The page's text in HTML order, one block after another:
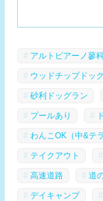
アルトピアーノ蓼
ウッドチップドッ
砂利ドッグラン
プールあり
わんこOK（中&テラ
テイクアウト
高速道路 道
デイキャンプ